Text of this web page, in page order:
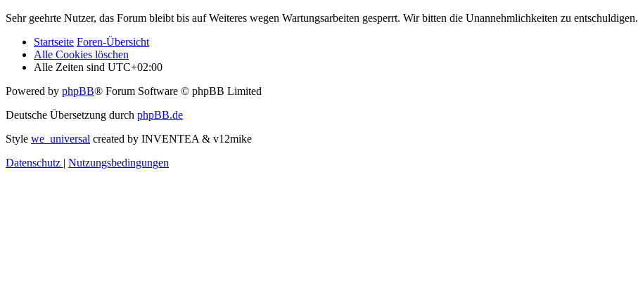
Sehr geehrte Nutzer, das Forum bleibt bis auf Weiteres wegen Wartungsarbeiten gesperrt. Wir bitten die Unannehmlichkeiten zu entschuldigen.
Startseite Foren-Übersicht
Alle Cookies löschen
Alle Zeiten sind UTC+02:00
Powered by phpBB® Forum Software © phpBB Limited
Deutsche Übersetzung durch phpBB.de
Style we_universal created by INVENTEA & v12mike
Datenschutz | Nutzungsbedingungen